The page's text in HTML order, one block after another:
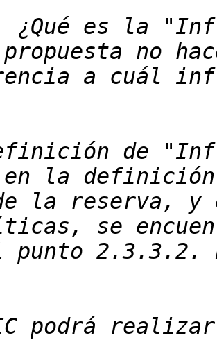
¿Qué es la
de
la reserva, y
podrá